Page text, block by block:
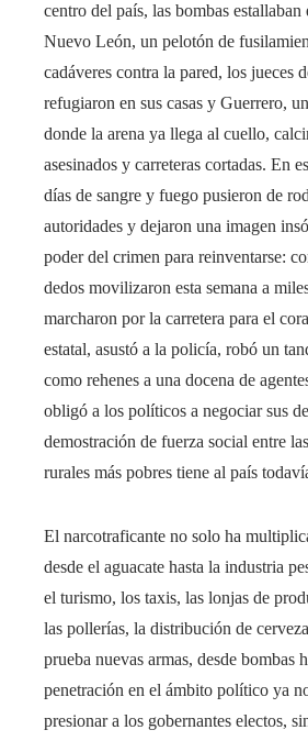
centro del país, las bombas estallaban
Nuevo León, un pelotón de
cadáveres contra la pared, los jueces
refugiaron en sus casas y Guerrero,
donde la arena ya llega al cuello,
asesinados y carreteras cortadas. En
días de sangre y fuego pusieron de
autoridades y dejaron una imagen
poder del crimen para reinventarse:
dedos movilizaron esta semana a
marcharon por la carretera para el
estatal, asustó a la policía, robó un
como rehenes a una docena de
obligó a los políticos a negociar sus
demostración de fuerza social entre
rurales más pobres tiene al país
El narcotraficante no solo ha
desde el aguacate hasta la industria
el turismo, los taxis, las lonjas de
las pollerías, la distribución de
prueba nuevas armas, desde bombas
penetración en el ámbito político ya
presionar a los gobernantes electos,